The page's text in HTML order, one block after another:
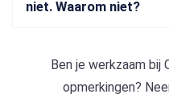
niet. Waarom niet?
Ben je werkzaam bij
opmerkingen?